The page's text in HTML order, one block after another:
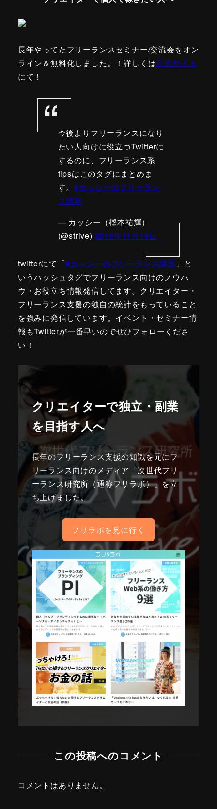
長年やってたフリーランスセミナー/交流会をオン
ライン＆無料化しました。！詳しくは公式サイト
にて！
今後よりフリーランスになり
たい人向けに役立つTwitterに
するのに、フリーランス系
tipsはこのタグにまとめま
す。#カッシーのフリーラン
ス講座
— カッシー（樫本祐輝）
(@strive) 2016年11月19日
twitterにて「#カッシーのフリーランス講座 」と
いうハッシュタグでフリーランス向けのノウハ
ウ・お役立ち情報発信してます。クリエイター・
フリーランス支援の独自の統計をもっていること
を強みに発信しています。イベント・セミナー情
報もTwitterが一番早いのでぜひフォローくださ
い！
クリエイターで独立・副業
を目指す人へ
長年のフリーランス支援の知識を元にフ
リーランス向けのメディア「次世代フリ
ーランス研究所（通称フリラボ）」を立
ち上げました。
フリラボを見に行く
この投稿へのコメント
コメントはありません。